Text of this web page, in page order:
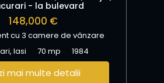
- la bulevard
148,000 €
cu 3 camere de vânzare
Iasi
70 mp 1984
mai multe detalii